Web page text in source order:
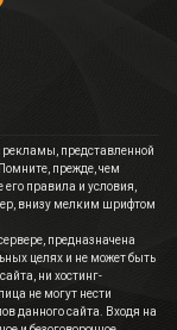
рекламы, представленной
прежде, чем
правила и условия,
внизу мелким шрифтом
предназначена
целях и не может быть
ни хостинг-
не могут нести
данного сайта. Входя на